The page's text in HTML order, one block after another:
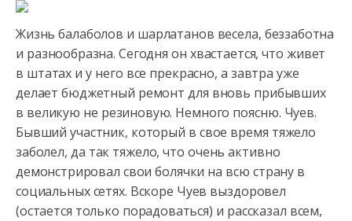
Жизнь балаболов и шарлатанов весела, беззаботна
и разнообразна. Сегодня он хвастается, что живет
в штатах и у него все прекрасно, а завтра уже
делает бюджетный ремонт для вновь прибывших
в великую не резиновую. Немного поясню. Чуев.
Бывший участник, который в свое время тяжело
заболел, да так тяжело, что очень активно
демонстрировал свои болячки на всю страну в
социальных сетях. Вскоре Чуев выздоровел
(остается только порадоваться) и рассказал всем,